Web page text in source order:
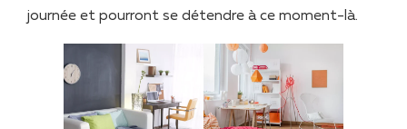
journée et pourront se détendre à ce moment-là.